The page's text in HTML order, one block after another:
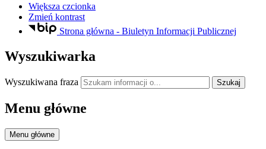
Większa czcionka
Zmień kontrast
Strona główna - Biuletyn Informacji Publicznej
Wyszukiwarka
Wyszukiwana fraza Szukaj
Menu główne
Menu główne